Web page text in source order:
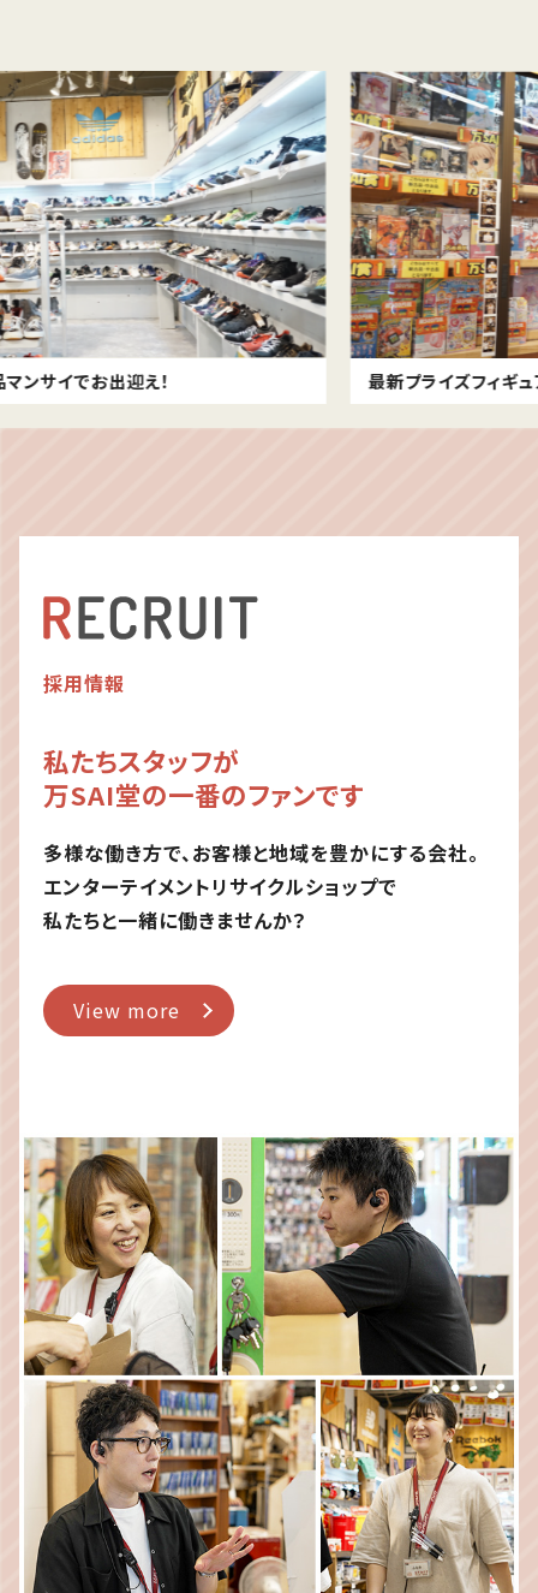
最新プライズフィギュアの他にお菓子もマンサイ
採用情報
私たちスタッフが
万SAI堂の一番のファンです
多様な働き方で、お客様と地域を豊かにする会社。
エンターテイメントリサイクルショップで
私たちと一緒に働きませんか？
View more